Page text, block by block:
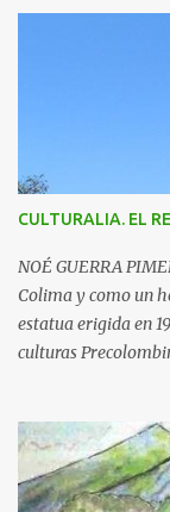
n
o
s
CULTURALIA. EL
NOÉ GUERRA
Colima y como un
estatua erigida en
culturas
de México. El
sobre una base
labrada en piedra